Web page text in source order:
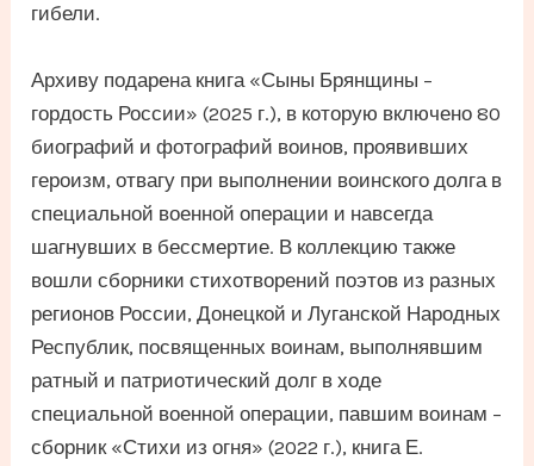
гибели.
Архиву подарена книга «Сыны Брянщины –
гордость России» (2025 г.), в которую включено 80
биографий и фотографий воинов, проявивших
героизм, отвагу при выполнении воинского долга в
специальной военной операции и навсегда
шагнувших в бессмертие. В коллекцию также
вошли сборники стихотворений поэтов из разных
регионов России, Донецкой и Луганской Народных
Республик, посвященных воинам, выполнявшим
ратный и патриотический долг в ходе
специальной военной операции, павшим воинам –
сборник «Стихи из огня» (2022 г.), книга Е.